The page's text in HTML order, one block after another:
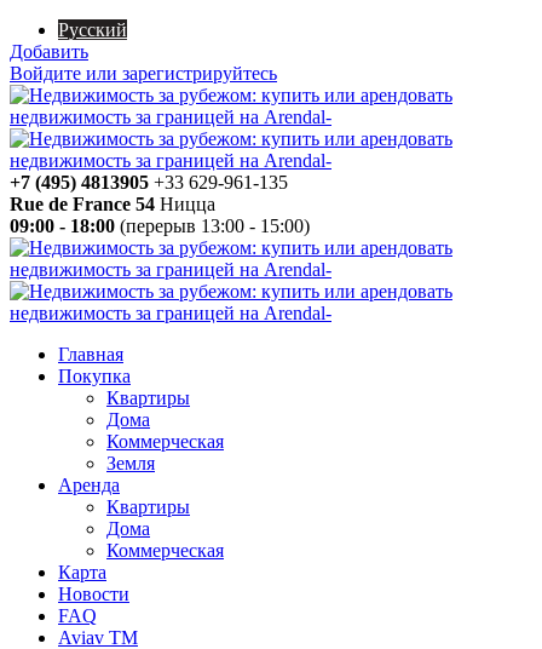
Русский
Добавить
Войдите или зарегистрируйтесь
+7 (495) 4813905 +33 629-961-135
Rue de France 54 Ницца
09:00 - 18:00 (перерыв 13:00 - 15:00)
Главная
Покупка
Квартиры
Дома
Коммерческая
Земля
Аренда
Квартиры
Дома
Коммерческая
Карта
Новости
FAQ
Aviav TM